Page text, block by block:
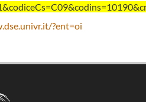
?ent=oi